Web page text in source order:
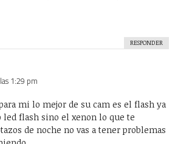
RESPONDER
1:29 pm
mi lo mejor de su cam es el flash ya
flash sino el xenon lo que te
de noche no vas a tener problemas